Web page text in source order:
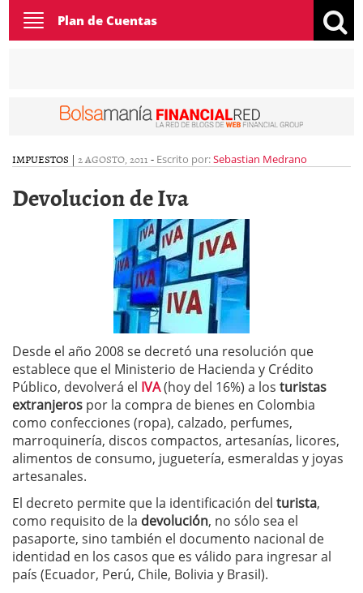
Toggle
navigation
Plan de Cuentas
IMPUESTOS | 2 AGOSTO, 2011 - Escrito por:Sebastian Medrano
Devolucion de Iva
Desde el año 2008 se decretó una resolución que
establece que el Ministerio de Hacienda y Crédito
Público, devolverá el IVA(hoy del 16%) a los turistas
extranjeros por la compra de bienes en Colombia
como confecciones (ropa), calzado, perfumes,
marroquinería, discos compactos, artesanías, licores,
alimentos de consumo, juguetería, esmeraldas y joyas
artesanales.
El decreto permite que la identificación del turista,
como requisito de la devolución, no sólo sea el
pasaporte, sino también el documento nacional de
identidad en los casos que es válido para ingresar al
país (Ecuador, Perú, Chile, Bolivia y Brasil).